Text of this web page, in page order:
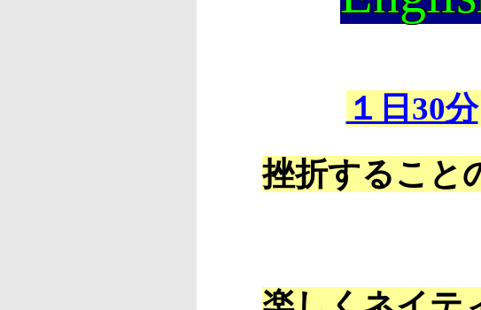
１日30分
挫折すること